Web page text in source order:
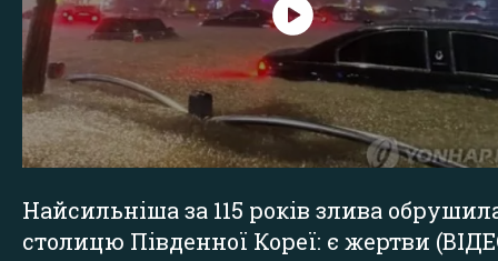
Найсильніша за 115 років злива
столицю Південної Кореї: є жертви